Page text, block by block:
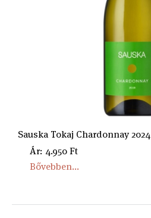
Sauska Tokaj Chardonnay 2024
Ár: 4.950 Ft
Bővebben...